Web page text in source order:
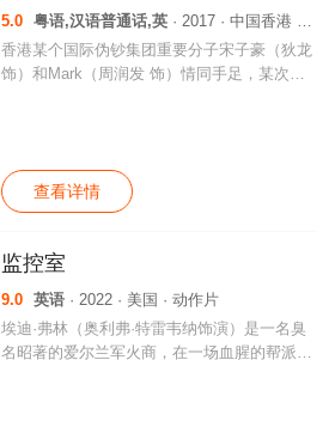
他的胆子越来越大，不仅将谋杀现场的照片寄
给报社，更游戏般地周旋徘徊在警方和受害者
面前。 这不仅是残酷血腥的猫捉老鼠的游
戏，更是他为了终极目标所做的策划经营！
5.0 粤语,汉语普通话,英 · 2017 · 中国香港 · 动作片
香港某个国际伪钞集团重要分子宋子豪（狄龙
饰）和Mark（周润发 饰）情同手足，某次宋
自此一落千丈，而宋子豪的父亲也在不久丧
命。 一向视宋子豪为偶像的宋子杰（张国荣
饰）得知哥哥的真实身份后，对黑社会及他恨
根，宋子豪出狱后不顾苦等他想重创辉煌的M
ark的劝阻，决心弃暗投明，无奈得不到宋子
杰的谅解。而此时已成帮会老大的谭成欲找宋
子豪再合作，遭拒绝后放言会害宋子杰，被逼
走投无路，宋子豪决定再与Mark连手共抗强
查看详情
监控室
9.0 英语 · 2022 · 美国 · 动作片
埃迪·弗林（奥利弗·特雷韦纳饰演）是一名臭
名昭著的爱尔兰军火商，在一场血腥的帮派战